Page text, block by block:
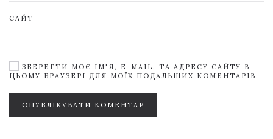
САЙТ
ЗБЕРЕГТИ МОЄ ІМ'Я, E-MAIL, ТА АДРЕСУ САЙТУ В
ЦЬОМУ БРАУЗЕРІ ДЛЯ МОЇХ ПОДАЛЬШИХ КОМЕНТАРІВ.
ОПУБЛІКУВАТИ КОМЕНТАР